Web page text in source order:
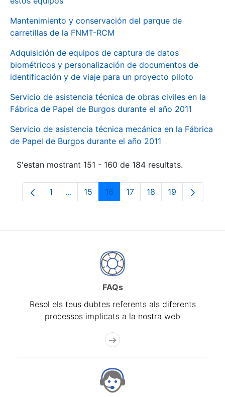
Mantenimiento y conservación del parque de
carretillas de la FNMT-RCM
Adquisición de equipos de captura de datos
biométricos y personalización de documentos de
identificación y de viaje para un proyecto piloto
Servicio de asistencia técnica de obras civiles en la
Fábrica de Papel de Burgos durante el año 2011
Servicio de asistencia técnica mecánica en la Fábrica
de Papel de Burgos durante el año 2011
S'estan mostrant 151 - 160 de 184 resultats.
Pàgina
1 ...Pàgines intermèdies Utilitzeu TAB per
Pàgina
15 Pàgina
16 Pàgina
17 Pàgina
18 Pàgina
19
FAQs
Resol els teus dubtes referents als diferents
processos implicats a la nostra web